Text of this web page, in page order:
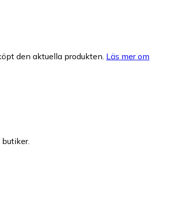
den aktuella produkten. Läs mer om